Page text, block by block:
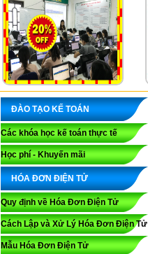
ĐÀO TẠO KẾ TOÁN
Các khóa học kế toán thực tế
Học phí - Khuyến mãi
HÓA ĐƠN ĐIỆN TỬ
Quy định về Hóa Đơn Điện Tử
Cách Lập và Xử Lý Hóa Đơn Điện Tử
Mẫu Hóa Đơn Điện Tử